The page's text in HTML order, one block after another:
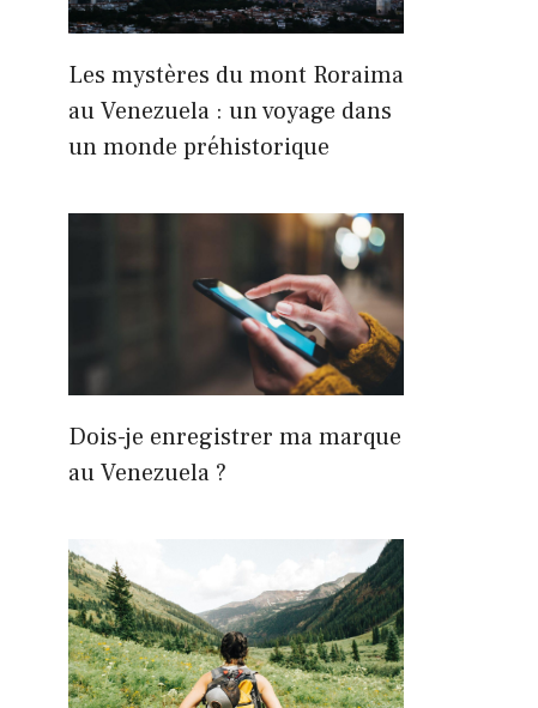
Les mystères du mont Roraima
au Venezuela : un voyage dans
un monde préhistorique
Dois-je enregistrer ma marque
au Venezuela ?